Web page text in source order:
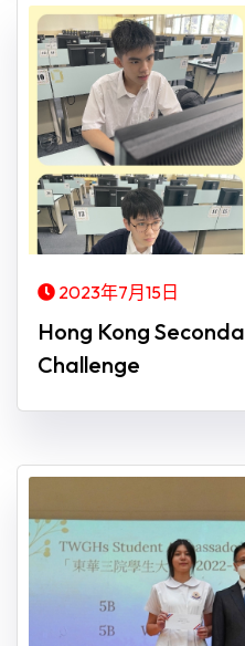
2023年7月15日
Hong Kong
Challenge